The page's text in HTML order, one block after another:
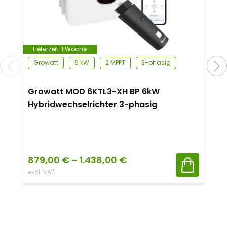
Lieferzeit: 1 Woche
Growatt
6 kW 2 MPPT 3-phasig
Growatt MOD 6KTL3-XH BP 6kW
Hybridwechselrichter 3-phasig
879,00 € – 1.438,00 €
excl. VAT